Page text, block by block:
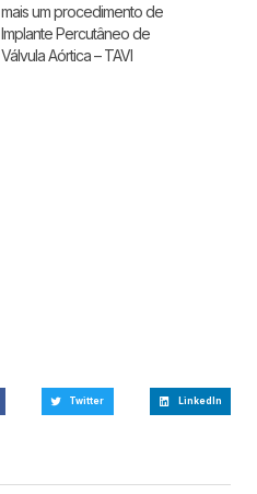
mais um procedimento de
Implante Percutâneo de
Válvula Aórtica – TAVI
Twitter LinkedIn